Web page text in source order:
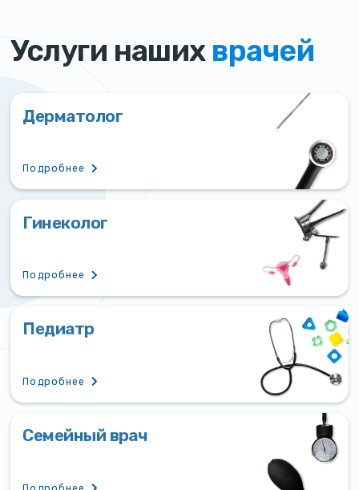
Услуги наших врачей
Дерматолог
Подробнее
Гинеколог
Подробнее
Педиатр
Подробнее
Семейный врач